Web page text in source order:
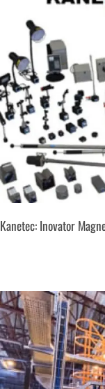
Kanetec: Inovator